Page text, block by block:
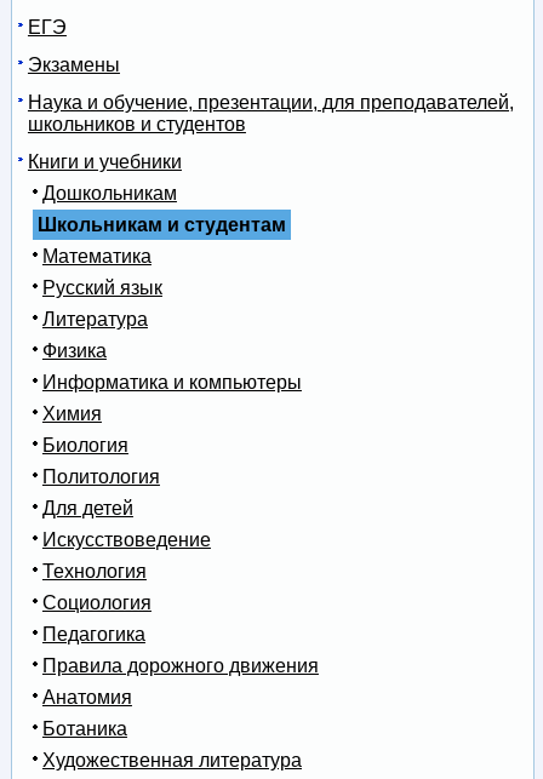
ЕГЭ
Экзамены
Наука и обучение, презентации, для преподавателей,
школьников и студентов
Книги и учебники
Дошкольникам
Школьникам и студентам
Математика
Русский язык
Литература
Физика
Информатика и компьютеры
Химия
Биология
Политология
Для детей
Искусствоведение
Технология
Социология
Педагогика
Правила дорожного движения
Анатомия
Ботаника
Художественная литература